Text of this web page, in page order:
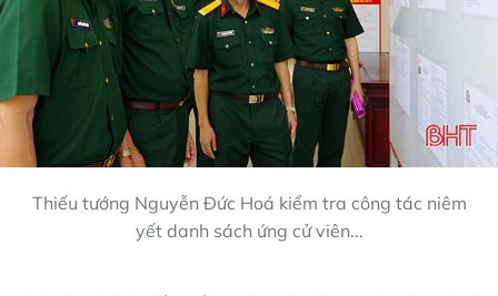
Thiếu tướng Nguyễn Đức Hoá kiểm tra công tác niêm
yết danh sách ứng cử viên...